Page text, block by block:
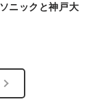
ニックと神戸大